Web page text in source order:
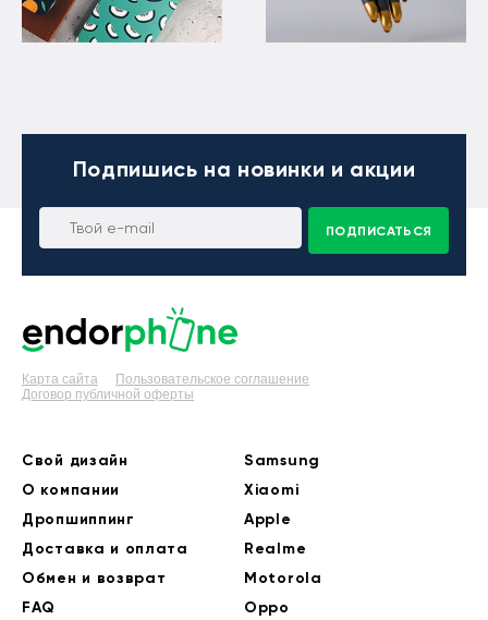
Подпишись на новинки и акции
ПОДПИСАТЬСЯ
Карта сайта
Пользовательское соглашение
Договор публичной оферты
Свой дизайн
О компании
Дропшиппинг
Доставка и оплата
Обмен и возврат
FAQ
Samsung
Xiaomi
Apple
Realme
Motorola
Oppo